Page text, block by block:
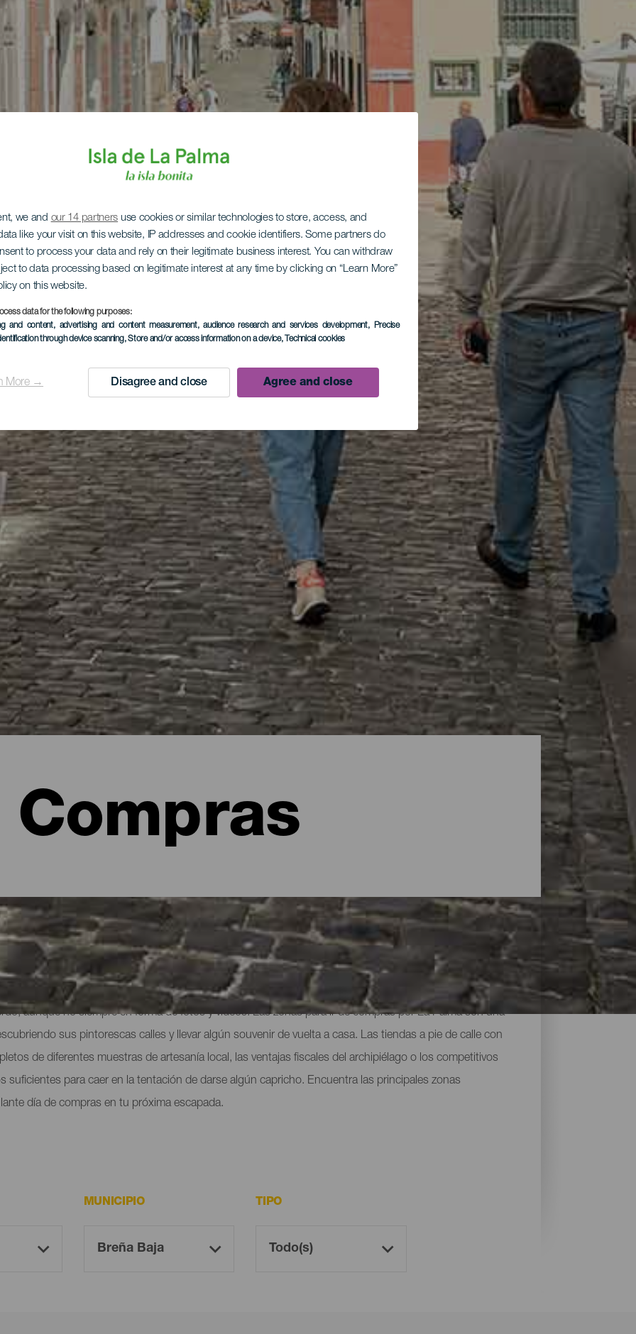
we and our 14 partners use cookies or similar technologies to store, access, and
like your visit on this website, IP addresses and cookie identifiers. Some partners do
to process your data and rely on their legitimate business interest. You can withdraw
to data processing based on legitimate interest at any time by clicking on “Learn More”
on this website.
data for the following purposes:
and content, advertising and content measurement, audience research and services development, Precise
through device scanning, Store and/or access information on a device, Technical cookies
More → Disagree and close Agree and close
Compras
La Palma
aunque no siempre en forma de fotos y vídeos. Las zonas para ir de compras por La Palma son una
sus pintorescas calles y llevar algún souvenir de vuelta a casa. Las tiendas a pie de calle con
de diferentes muestras de artesanía local, las ventajas fiscales del archipiélago o los competitivos
para caer en la tentación de darse algún capricho. Encuentra las principales zonas
día de compras en tu próxima escapada.
MUNICIPIO TIPO